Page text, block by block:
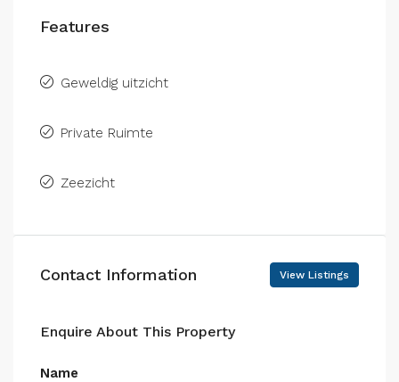
Features
Geweldig uitzicht
Private Ruimte
Zeezicht
Contact Information View Listings
Enquire About This Property
Name